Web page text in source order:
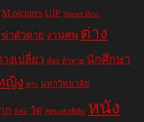
M pictures UIP Warner Bros.
ฆ่าตัวตาย งานศพ ต่าง
งเปลี่ยว ท้อง ท้าทาย นักศึกษา
ญิง พระ มหาวิทยาลัย
ก ลิฟท์ วัด สหมงคลฟิล์ม หนัง